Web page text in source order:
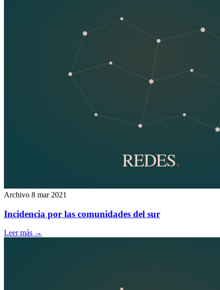
Archivo 8 mar 2021
Incidencia por las comunidades del sur
Leer más →